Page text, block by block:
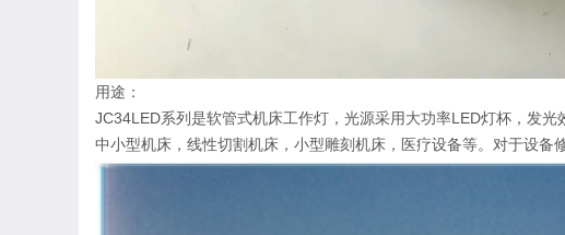
用途：
JC34LED系列是软管式机床工作灯，光源采用大功率LED灯杯，发
中小型机床，线性切割机床，小型雕刻机床，医疗设备等。对于设备